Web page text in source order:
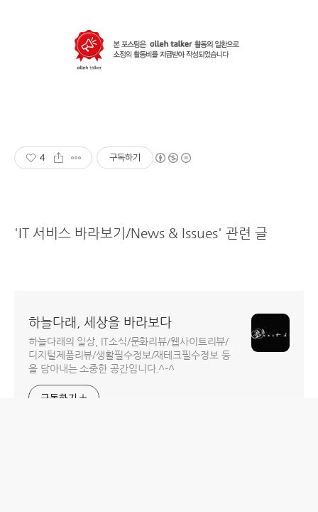
4 구독하기
'IT 서비스 바라보기/News & Issues' 관련 글
하늘다래, 세상을 바라보다
하늘다래의 일상, IT소식/문화리뷰/웹사이트리뷰/
디지털제품리뷰/생활필수정보/재테크필수정보 등
을 담아내는 소중한 공간입니다.^-^
구독하기